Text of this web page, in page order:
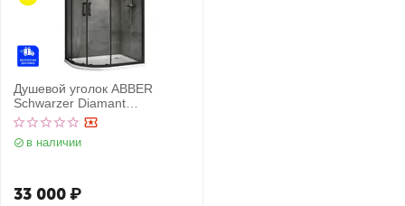
Душевой уголок ABBER
Schwarzer Diamant
AG01128B
в наличии
33 000₽